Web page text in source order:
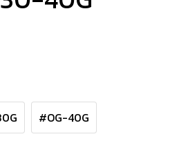
#OG-40G